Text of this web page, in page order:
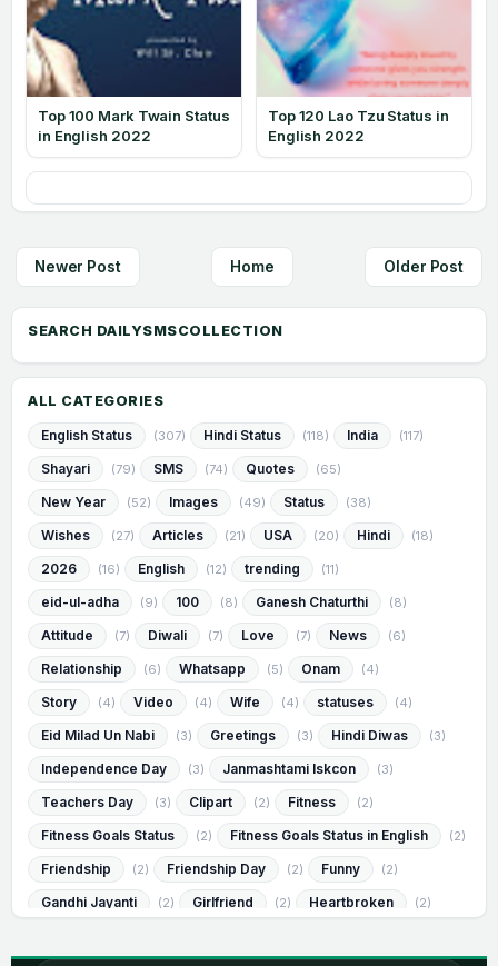
Top 100 Mark Twain Status
in English 2022
Top 120 Lao Tzu Status in
English 2022
Newer Post Older Post
Home
ALL CATEGORIES
English Status (307) Hindi Status (118) India (117)
Shayari (79) SMS (74) Quotes (65)
New Year (52) Images (49) Status (38)
Wishes (27) Articles (21) USA (20) Hindi (18)
2026 (16) English (12) trending (11)
eid-ul-adha (9) 100 (8) Ganesh Chaturthi (8)
Attitude (7) Diwali (7) Love (7) News (6)
Relationship (6) Whatsapp (5) Onam (4)
Story (4) Video (4) Wife (4) statuses (4)
Eid Milad Un Nabi (3) Greetings (3) Hindi Diwas (3)
Independence Day (3) Janmashtami Iskcon (3)
Teachers Day (3) Clipart (2) Fitness (2)
Fitness Goals Status (2) Fitness Goals Status in English (2)
Friendship (2) Friendship Day (2) Funny (2)
Gandhi Jayanti (2) Girlfriend (2) Heartbroken (2)